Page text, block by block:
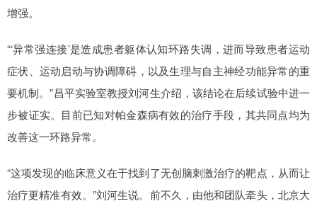
增强。
“‘异常强连接’是造成患者躯体认知环路失调，进而导致患者运动
症状、运动启动与协调障碍，以及生理与自主神经功能异常的重
要机制。”昌平实验室教授刘河生介绍，该结论在后续试验中进一
步被证实。目前已知对帕金森病有效的治疗手段，其共同点均为
改善这一环路异常。
“这项发现的临床意义在于找到了无创脑刺激治疗的靶点，从而让
治疗更精准有效。”刘河生说。前不久，由他和团队牵头，北京大